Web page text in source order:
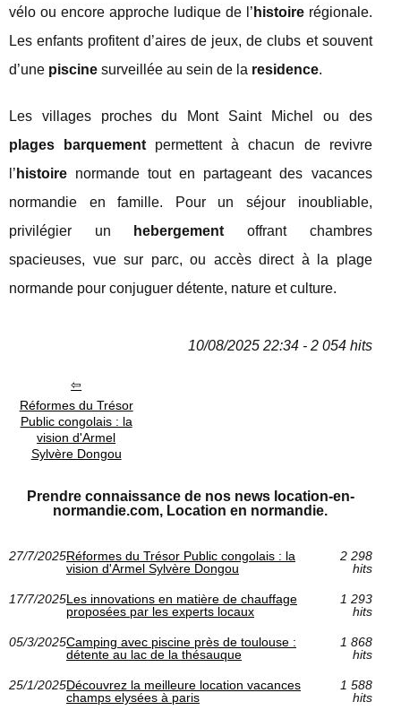
vélo ou encore approche ludique de l’ histoirerégionale.
Les enfants profitent d’aires de jeux, de clubs et souvent
d’une piscine surveillée au sein de la residence.
Les villages proches du Mont Saint Michel ou des
plages barquement permettent à chacun de revivre
l’ histoire normande tout en partageant des vacances
normandie en famille. Pour un séjour inoubliable,
privilégier un
hebergement offrant chambres
spacieuses, vue sur parc, ou accès direct à la plage
normande pour conjuguer détente, nature et culture.
10/08/2025 22:34 - 2 054 hits
Réformes du Trésor
Public congolais : la
vision d'Armel
Sylvère Dongou
Prendre connaissance de nos news location-en-
normandie.com, Location en normandie.
27/7/2025Réformes du Trésor Public congolais : la
vision d'Armel Sylvère Dongou
2 298
hits
17/7/2025Les innovations en matière de chauffage
proposées par les experts locaux
1 293
hits
05/3/2025Camping avec piscine près de toulouse :
détente au lac de la thésauque
1 868
hits
25/1/2025Découvrez la meilleure location vacances
champs elysées à paris
1 588
hits